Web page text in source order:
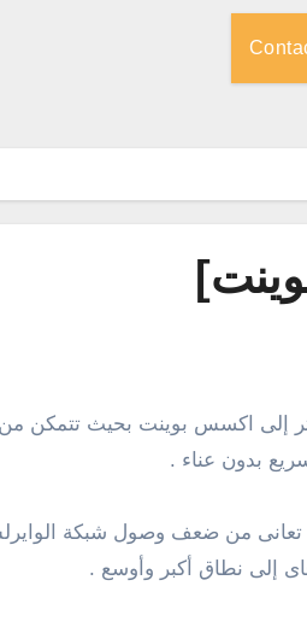
بدون عناء .
تعانى من ضعف وصول شبكة
إلى نطاق أكبر وأوسع .